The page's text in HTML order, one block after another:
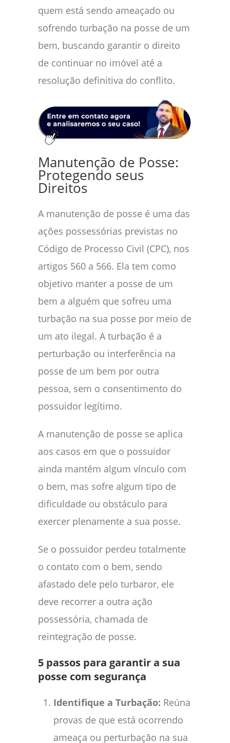
quem está sendo ameaçado ou
sofrendo turbação na posse de um
bem, buscando garantir o direito
de continuar no imóvel até a
resolução definitiva do conflito.
Manutenção de Posse:
Protegendo seus
Direitos
A manutenção de posse é uma das
ações possessórias previstas no
Código de Processo Civil (CPC), nos
artigos 560 a 566. Ela tem como
objetivo manter a posse de um
bem a alguém que sofreu uma
turbação na sua posse por meio de
um ato ilegal. A turbação é a
perturbação ou interferência na
posse de um bem por outra
pessoa, sem o consentimento do
possuidor legítimo.
A manutenção de posse se aplica
aos casos em que o possuidor
ainda mantém algum vínculo com
o bem, mas sofre algum tipo de
dificuldade ou obstáculo para
exercer plenamente a sua posse.
Se o possuidor perdeu totalmente
o contato com o bem, sendo
afastado dele pelo turbaror, ele
deve recorrer a outra ação
possessória, chamada de
reintegração de posse.
5 passos para garantir a sua
posse com segurança
Identifique a Turbação: Reúna
provas de que está ocorrendo
ameaça ou perturbação na sua